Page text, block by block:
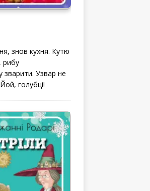
знов кухня. Кутю
рибу
зварити. Узвар не
голубці!